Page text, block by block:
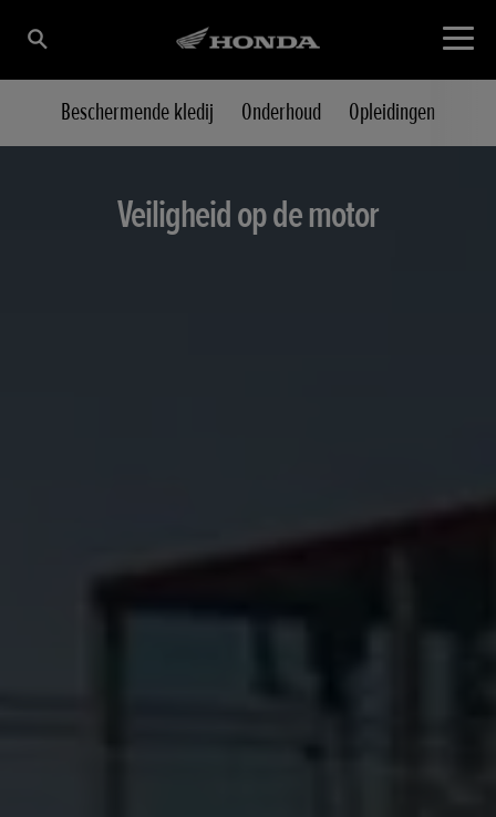
Beschermende kledij Onderhoud Opleidingen
Veiligheid op de motor